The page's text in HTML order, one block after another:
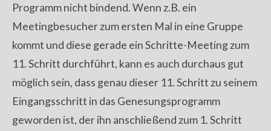
Programm nicht bindend. Wenn z.B. ein
Meetingbesucher zum ersten Mal in eine Gruppe
kommt und diese gerade ein Schritte-Meeting zum
11. Schritt durchführt, kann es auch durchaus gut
möglich sein, dass genau dieser 11. Schritt zu seinem
Eingangsschritt in das Genesungsprogramm
geworden ist, der ihn anschließend zum 1. Schritt